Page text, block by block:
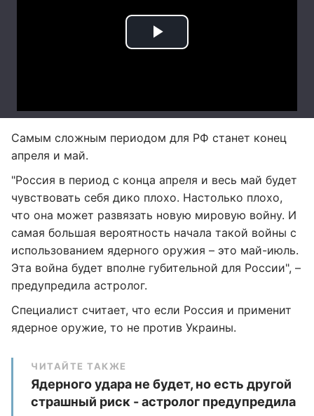
Самым сложным периодом для РФ станет конец
апреля и май.
"Россия в период с конца апреля и весь май будет
чувствовать себя дико плохо. Настолько плохо,
что она может развязать новую мировую войну. И
самая большая вероятность начала такой войны с
использованием ядерного оружия – это май-июль.
Эта война будет вполне губительной для России", –
предупредила астролог.
Специалист считает, что если Россия и применит
ядерное оружие, то не против Украины.
ЧИТАЙТЕ ТАКЖЕ
Ядерного удара не будет, но есть другой
страшный риск - астролог предупредила